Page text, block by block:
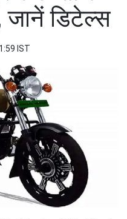
जानें डिटेल्स
IST